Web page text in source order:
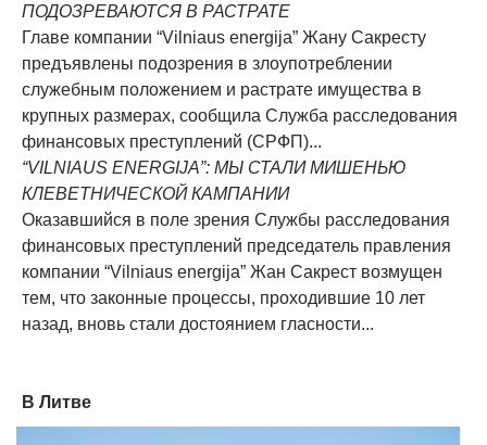
ПОДОЗРЕВАЮТСЯ В РАСТРАТЕ
Главе компании “Vilniaus energija” Жану Сакресту
предъявлены подозрения в злоупотреблении
служебным положением и растрате имущества в
крупных размерах, сообщила Служба расследования
финансовых преступлений (СРФП)...
“VILNIAUS ENERGIJA”: МЫ СТАЛИ МИШЕНЬЮ
КЛЕВЕТНИЧЕСКОЙ КАМПАНИИ
Оказавшийся в поле зрения Службы расследования
финансовых преступлений председатель правления
компании “Vilniaus energija” Жан Сакрест возмущен
тем, что законные процессы, проходившие 10 лет
назад, вновь стали достоянием гласности...
В Литве